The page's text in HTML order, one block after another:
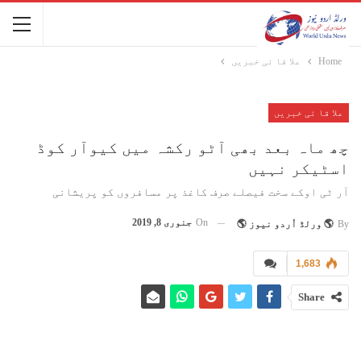
Home علا قا ئی خبریں
علا قا ئی خبریں
چھ ماہ بعد بھی آٹو رکشہ میں کیوآر کوڈ
اسٹیکر نہیں
آر ٹی اوکے سخت فیصلے صرف کاغذ پر مسافروں کو پریشانی
By 🌎 ورلڈ اُردو نیوز 🌎 On جنوری 8, 2019
1,683
Share